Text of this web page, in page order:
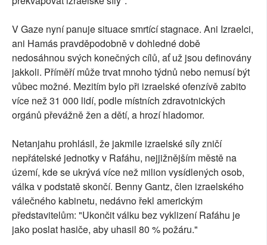
V Gaze nyní panuje situace smrtící stagnace. Ani Izraelci,
ani Hamás pravděpodobně v dohledné době
nedosáhnou svých konečných cílů, ať už jsou definovány
jakkoli. Příměří může trvat mnoho týdnů nebo nemusí být
vůbec možné. Mezitím bylo při izraelské ofenzívě zabito
více než 31 000 lidí, podle místních zdravotnických
orgánů převážně žen a dětí, a hrozí hladomor.
Netanjahu prohlásil, že jakmile izraelské síly zničí
nepřátelské jednotky v Rafáhu, nejjižnějším městě na
území, kde se ukrývá více než milion vysídlených osob,
válka v podstatě skončí. Benny Gantz, člen izraelského
válečného kabinetu, nedávno řekl americkým
představitelům: "Ukončit válku bez vyklizení Rafáhu je
jako poslat hasiče, aby uhasil 80 % požáru."